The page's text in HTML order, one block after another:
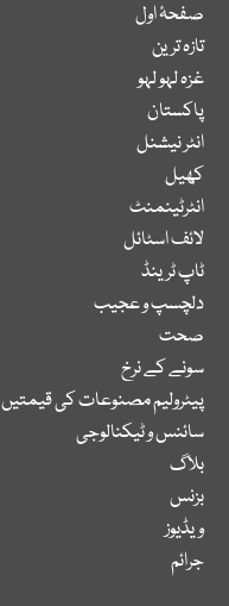
صفحۂ اول
تازہ ترین
غزہ لہو لہو
پاکستان
انٹر نیشنل
کھیل
انٹرٹینمنٹ
لائف اسٹائل
ٹاپ ٹرینڈ
دلچسپ و عجیب
صحت
سونے کے نرخ
پیٹرولیم مصنوعات کی قیمتیں
سائنس و ٹیکنالوجی
بلاگ
بزنس
ویڈیوز
جرائم